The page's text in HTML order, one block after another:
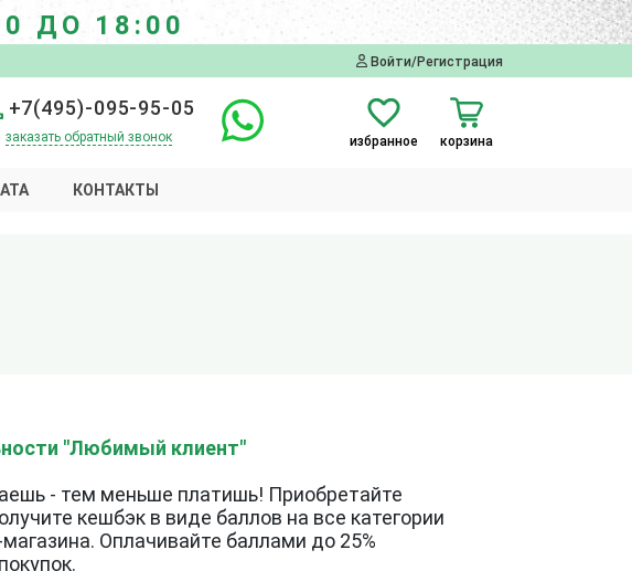
ДО 18:00
Войти/Регистрация
+7(495)-095-95-05
заказать обратный звонок избранное корзина
КОНТАКТЫ
"Любимый клиент"
- тем меньше платишь! Приобретайте
кешбэк в виде баллов на все категории
Оплачивайте баллами до 25%